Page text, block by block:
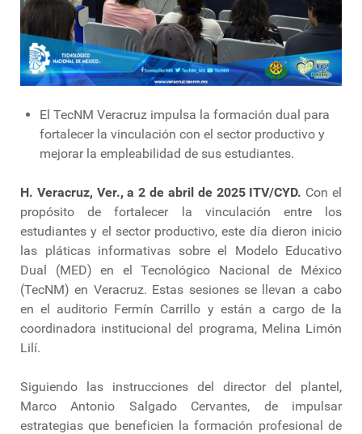
El TecNM Veracruz impulsa la formación dual para
fortalecer la vinculación con el sector productivo y
mejorar la empleabilidad de sus estudiantes.
H. Veracruz, Ver., a 2 de abril de 2025 ITV/CYD. Con el
propósito de fortalecer la vinculación entre los
estudiantes y el sector productivo, este día dieron inicio
las pláticas informativas sobre el Modelo Educativo
Dual (MED) en el Tecnológico Nacional de México
(TecNM) en Veracruz. Estas sesiones se llevan a cabo
en el auditorio Fermín Carrillo y están a cargo de la
coordinadora institucional del programa, Melina Limón
Lilí.
Siguiendo las instrucciones del director del plantel,
Marco Antonio Salgado Cervantes, de impulsar
estrategias que beneficien la formación profesional de